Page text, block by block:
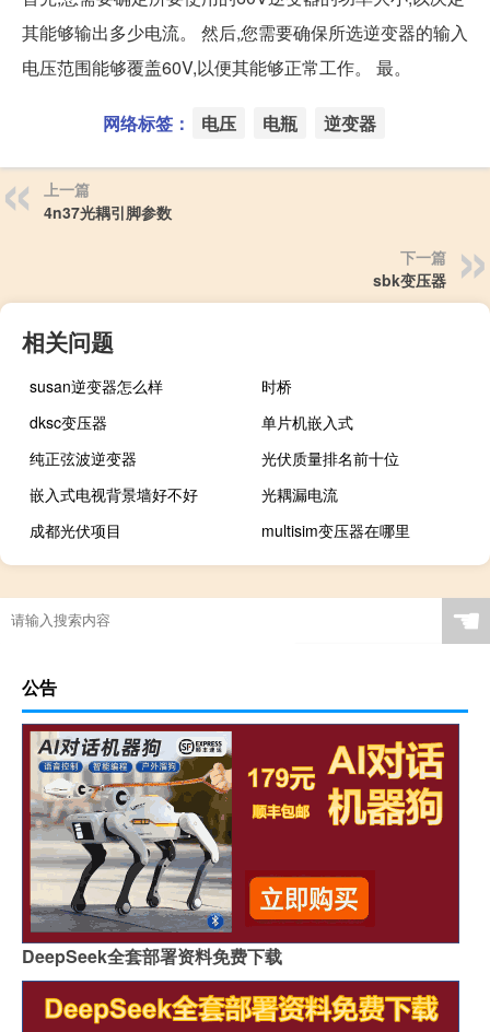
其能够输出多少电流。 然后,您需要确保所选逆变器的输入
电压范围能够覆盖60V,以便其能够正常工作。 最。
网络标签： 电压 电瓶 逆变器
上一篇
4n37光耦引脚参数
下一篇
sbk变压器
相关问题
susan逆变器怎么样
时桥
dksc变压器
单片机嵌入式
纯正弦波逆变器
光伏质量排名前十位
嵌入式电视背景墙好不好
光耦漏电流
成都光伏项目
multisim变压器在哪里
☚
公告
DeepSeek全套部署资料免费下载